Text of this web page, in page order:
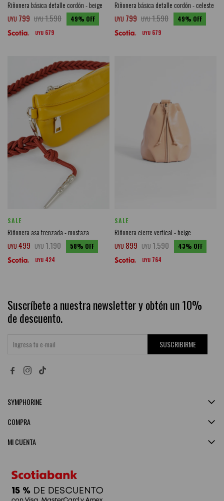
Riñonera básica detalle cordón - beige
UYU 799 UYU1.590 49
UYU 679
Riñonera básica detalle cordón - celeste
UYU 799 UYU1.590 49
UYU 679
SALE
Riñonera asa trenzada - mostaza
UYU 499 UYU1.190 58
UYU 424
SALE
Riñonera cierre vertical - beige
UYU 899 UYU1.590 43
UYU 764
Suscríbete a nuestra newsletter y obtén un 10%
de descuento.
SUSCRIBIRME
 
SYMPHORINE
MI CUENTA
COMPRA